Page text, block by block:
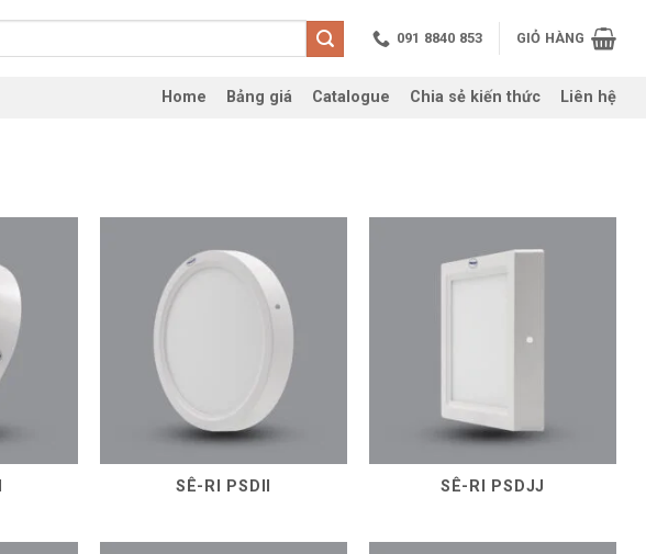
091 8840 853 GIỎ HÀNG
Home Bảng giá Catalogue Chia sẻ kiến thức Liên hệ
SÊ-RI PSDII SÊ-RI PSDJJ